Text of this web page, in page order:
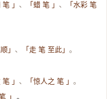
笔 」 、 「蜡 笔 」 、
「水彩 笔
」 、 「走 笔 至此」。
笔 」 、 「惊人之 笔 」。
」